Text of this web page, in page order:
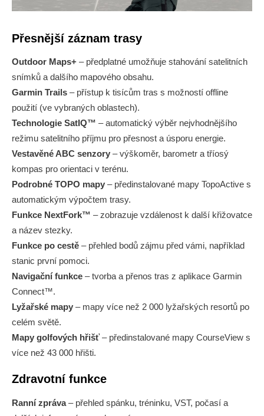
Přesnější záznam trasy
Outdoor Maps+ – předplatné umožňuje stahování satelitních
snímků a dalšího mapového obsahu.
Garmin Trails – přístup k tisícům tras s možností offline
použití (ve vybraných oblastech).
Technologie SatIQ™ – automatický výběr nejvhodnějšího
režimu satelitního příjmu pro přesnost a úsporu energie.
Vestavěné ABC senzory – výškoměr, barometr a tříosý
kompas pro orientaci v terénu.
Podrobné TOPO mapy – předinstalované mapy TopoActive s
automatickým výpočtem trasy.
Funkce NextFork™ – zobrazuje vzdálenost k další křižovatce
a název stezky.
Funkce po cestě – přehled bodů zájmu před vámi, například
stanic první pomoci.
Navigační funkce – tvorba a přenos tras z aplikace Garmin
Connect™.
Lyžařské mapy – mapy více než 2 000 lyžařských resortů po
celém světě.
Mapy golfových hřišť– předin­stalované mapy CourseView s
více než 43 000 hřišti.
Zdravotní funkce
Ranní zpráva– přehled spánku, tréninku, VST, počasí a